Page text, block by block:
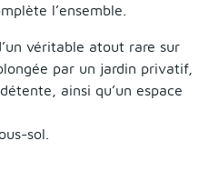
l’ensemble.
véritable atout rare sur
par un jardin privatif,
ainsi qu’un espace
sol.